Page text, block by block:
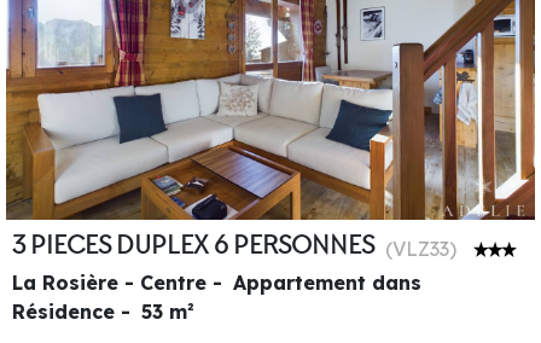
3 PIECES DUPLEX 6 PERSONNES (VLZ33)
La Rosière - Centre
Appartement dans
Résidence
53 m²